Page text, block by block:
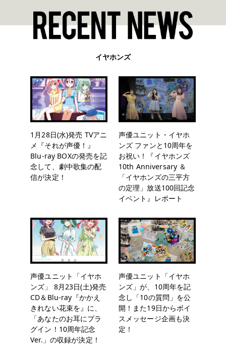
イヤホンズ
1月28日(水)発売 TVアニ
メ『それが声優！』
Blu-ray BOXの発売を記
念して、劇中歌集の配
信が決定！
声優ユニット・イヤホ
ンズ ファンと10周年を
お祝い！『イヤホンズ
10th Anniversary ＆
「イヤホンズの三平方
の定理」放送100回記念
イベント』レポート
声優ユニット「イヤホ
ンズ」 8月23日(土)発売
CD＆Blu-ray『かかえ
きれない花束を』に、
「あなたのお耳にプラ
グイン！10周年記念
Ver.」の収録が決定！
声優ユニット「イヤホ
ンズ」が、10周年を記
念し「10の質問」を公
開！また19日からボイ
スメッセージ企画も決
定！